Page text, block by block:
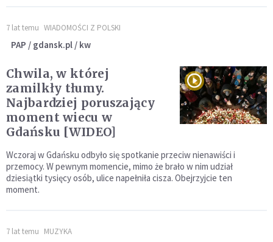
7 lat temu WIADOMOŚCI Z POLSKI
PAP / gdansk.pl / kw
Chwila, w której
zamilkły tłumy.
Najbardziej poruszający
moment wiecu w
Gdańsku [WIDEO]
Wczoraj w Gdańsku odbyło się spotkanie przeciw nienawiści i
przemocy. W pewnym momencie, mimo że brało w nim udział
dziesiątki tysięcy osób, ulice napełniła cisza. Obejrzyjcie ten
moment.
7 lat temu MUZYKA